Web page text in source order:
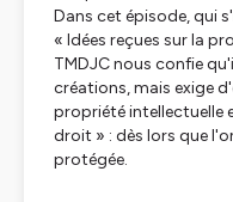
Dans cet épisode, qui
« Idées reçues sur la
TMDJC nous confie
créations, mais exige
propriété intellectuelle
droit » : dès lors que
protégée.